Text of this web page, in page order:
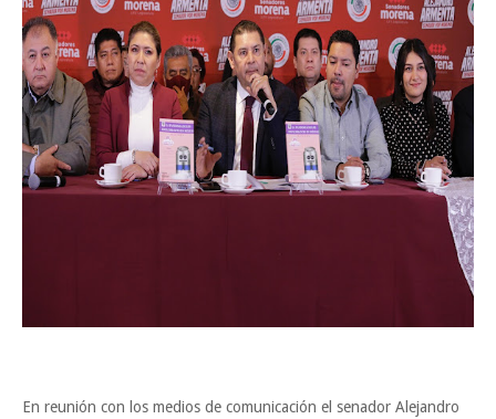
En reunión con los medios de comunicación el senador Alejandro